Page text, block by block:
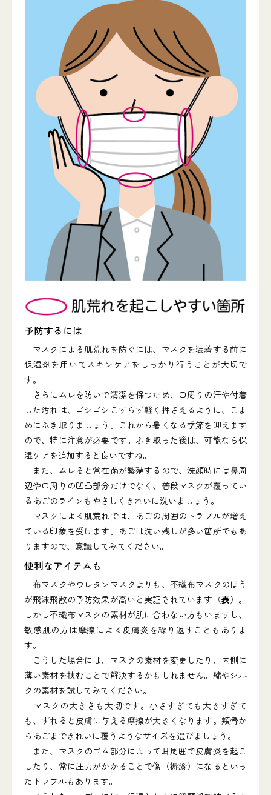
予防するには
マスクによる肌荒れを防ぐには、マスクを装着する前に
保湿剤を用いてスキンケアをしっかり行うことが大切で
す。
さらにムレを防いで清潔を保つため、口周りの汗や付着
した汚れは、ゴシゴシこすらず軽く押さえるように、こま
めにふき取りましょう。これから暑くなる季節を迎えます
ので、特に注意が必要です。ふき取った後は、可能なら保
湿ケアを追加すると良いですね。
また、ムレると常在菌が繁殖するので、洗顔時には鼻周
辺や口周りの凹凸部分だけでなく、普段マスクが覆ってい
るあごのラインもやさしくきれいに洗いましょう。
マスクによる肌荒れでは、あごの周囲のトラブルが増え
ている印象を受けます。あごは洗い残しが多い箇所でもあ
りますので、意識してみてください。
便利なアイテムも
布マスクやウレタンマスクよりも、不織布マスクのほう
が飛沫飛散の予防効果が高いと実証されています（表）。
しかし不織布マスクの素材が肌に合わない方もいますし、
敏感肌の方は摩擦による皮膚炎を繰り返すこともありま
す。
こうした場合には、マスクの素材を変更したり、内側に
薄い素材を挟むことで解決するかもしれません。綿やシル
クの素材を試してみてください。
マスクの大きさも大切です。小さすぎても大きすぎて
も、ずれると皮膚に与える摩擦が大きくなります。頬骨か
らあごまできれいに覆うようなサイズを選びましょう。
また、マスクのゴム部分によって耳周囲で皮膚炎を起こ
したり、常に圧力がかかることで傷（褥瘡）になるといっ
たトラブルもあります。